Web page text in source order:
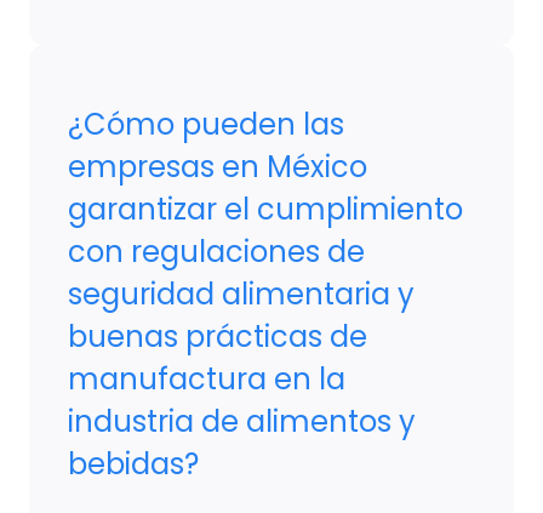
¿Cómo pueden las
empresas en México
garantizar el cumplimiento
con regulaciones de
seguridad alimentaria y
buenas prácticas de
manufactura en la
industria de alimentos y
bebidas?